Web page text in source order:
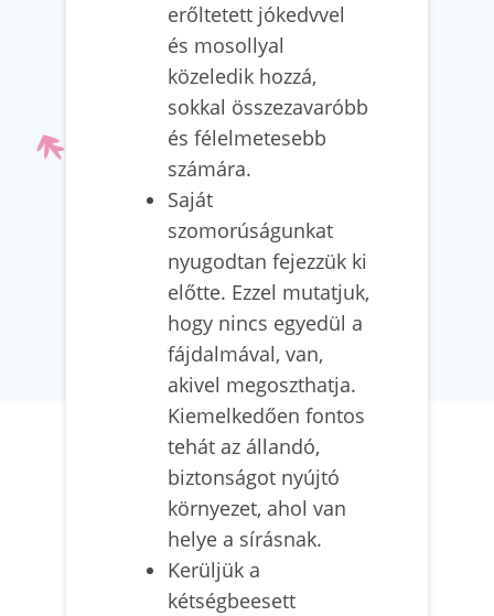
erőltetett jókedvvel
és mosollyal
közeledik hozzá,
sokkal összezavaróbb
és félelmetesebb
számára.
Saját
szomorúságunkat
nyugodtan fejezzük ki
előtte. Ezzel mutatjuk,
hogy nincs egyedül a
fájdalmával, van,
akivel megoszthatja.
Kiemelkedően fontos
tehát az állandó,
biztonságot nyújtó
környezet, ahol van
helye a sírásnak.
Kerüljük a
kétségbeesett